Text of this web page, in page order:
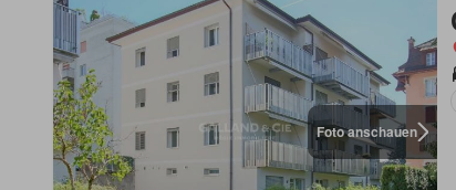
Foto anschauen